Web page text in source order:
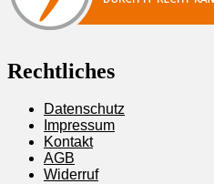
Rechtliches
Datenschutz
Impressum
Kontakt
AGB
Widerruf